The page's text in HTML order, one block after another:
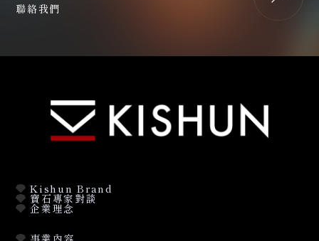
聯絡我們
Kishun Brand
寶石專家對談
企業理念
事業內容